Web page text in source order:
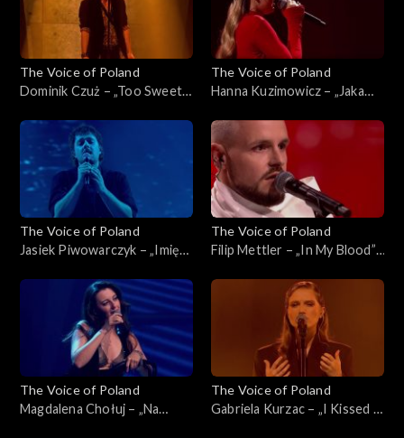
The Voice of Poland
Dominik Czuż – „Too Sweet”,
15 listopada 2025
The Voice of Poland
Hanna Kuzimowicz – „Jaka
of Poland”, Live 2, 15
listopada 2025
The Voice of Poland
Jasiek Piwowarczyk – „Imię
Poland”, Live 1, 8 listopada
The Voice of Poland
Filip Mettler – „In My Blood”,
8 listopada 2025
The Voice of Poland
Magdalena Chołuj – „Na
The Voice of Poland
Gabriela Kurzac – „I Kissed a